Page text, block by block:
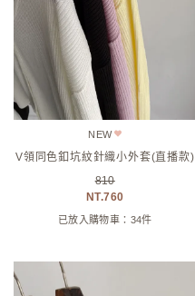
NEW
V領同色釦坑紋針織小外套(直播款)
810
760
已放入購物車：34件